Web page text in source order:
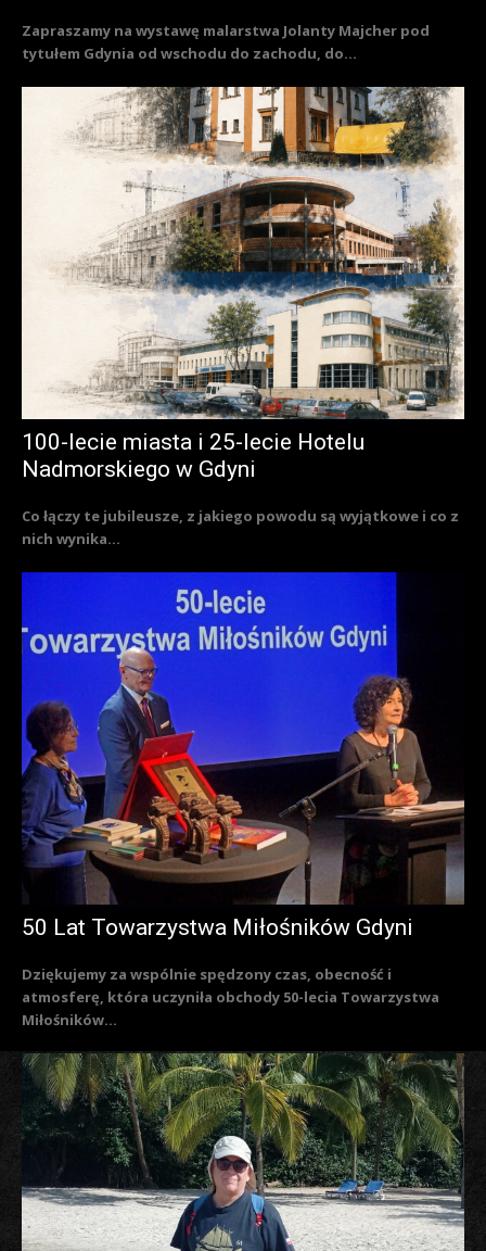
Zapraszamy na wystawę malarstwa Jolanty Majcher pod
tytułem Gdynia od wschodu do zachodu, do...
100-lecie miasta i 25-lecie Hotelu
Nadmorskiego w Gdyni
Co łączy te jubileusze, z jakiego powodu są wyjątkowe i co z
nich wynika...
50 Lat Towarzystwa Miłośników Gdyni
Dziękujemy za wspólnie spędzony czas, obecność i
atmosferę, która uczyniła obchody 50-lecia Towarzystwa
Miłośników...